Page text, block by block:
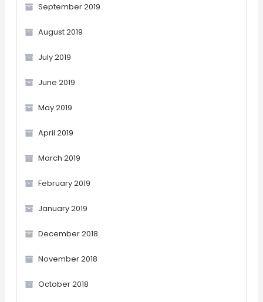
September 2019
August 2019
July 2019
June 2019
May 2019
April 2019
March 2019
February 2019
January 2019
December 2018
November 2018
October 2018